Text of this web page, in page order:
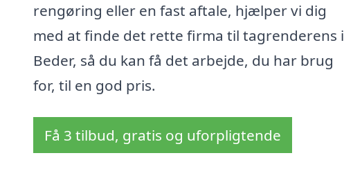
rengøring eller en fast aftale, hjælper vi dig
med at finde det rette firma til tagrenderens i
Beder, så du kan få det arbejde, du har brug
for, til en god pris.
Få 3 tilbud, gratis og uforpligtende